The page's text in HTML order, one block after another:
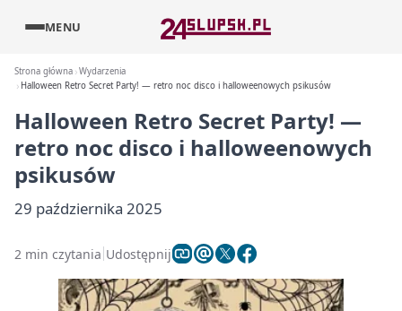
MENU
Strona główna Wydarzenia
Halloween Retro Secret Party! — retro noc disco i halloweenowych psikusów
Halloween Retro Secret Party! —
retro noc disco i halloweenowych
psikusów
29 października 2025
2 min czytania Udostępnij